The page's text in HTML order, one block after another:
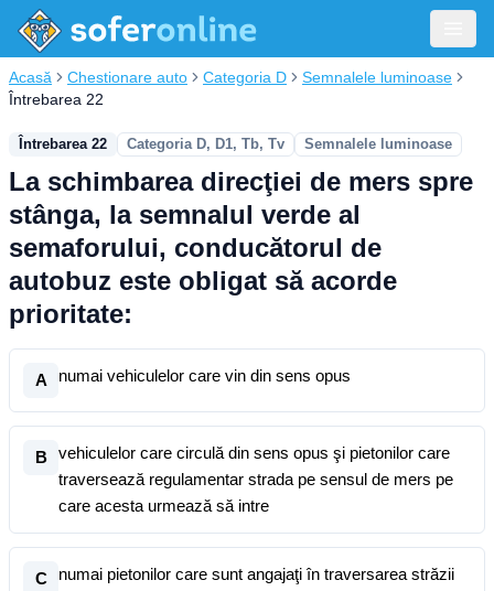
Acasă Chestionare auto Categoria D
Semnalele luminoase
Întrebarea 22
Întrebarea 22 Categoria D, D1, Tb, Tv Semnalele luminoase
La schimbarea direcţiei de mers spre
stânga, la semnalul verde al
semaforului, conducătorul de
autobuz este obligat să acorde
prioritate:
A numai vehiculelor care vin din sens opus
B
vehiculelor care circulă din sens opus şi pietonilor care
traversează regulamentar strada pe sensul de mers pe
care acesta urmează să intre
C numai pietonilor care sunt angajaţi în traversarea străzii